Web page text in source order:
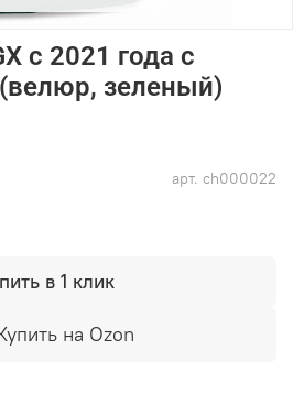
арт. ch000022
с 2021 года с
зеленый)
в 1 клик
на Ozon